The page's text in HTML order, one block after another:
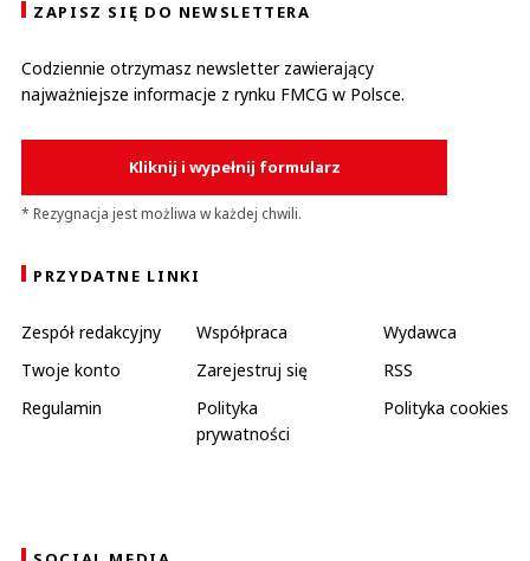
ZAPISZ SIĘ DO NEWSLETTERA
Codziennie otrzymasz newsletter zawierający
najważniejsze informacje z rynku FMCG w Polsce.
Kliknij i wypełnij formularz
* Rezygnacja jest możliwa w każdej chwili.
PRZYDATNE LINKI
Zespół redakcyjny Współpraca
Wydawca
Twoje konto
Zarejestruj się
RSS
Regulamin
Polityka
prywatności
Polityka cookies